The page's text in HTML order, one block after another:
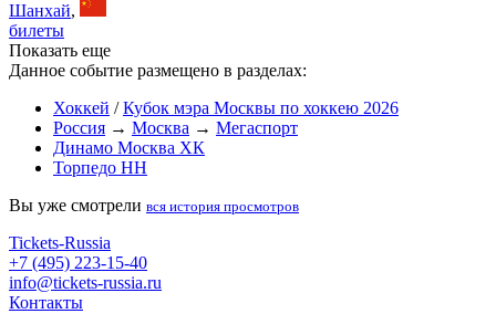
Шанхай,
билеты
Показать еще
Данное событие размещено в разделах:
Хоккей /Кубок мэра Москвы по хоккею 2026
Россия → Москва → Мегаспорт
Динамо Москва ХК
Торпедо НН
Вы уже смотрели вся история просмотров
Tickets-Russia
+7 (495) 223-15-40
info@tickets-russia.ru
Контакты